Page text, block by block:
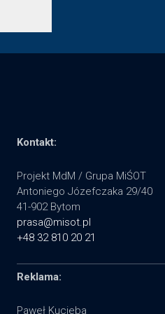
Kontakt:
Projekt MdM / Grupa MiŚOT
Antoniego Józefczaka 29/40
41-902 Bytom
prasa@misot.pl
+48 32 810 20 21
Reklama:
Paweł Kucieba